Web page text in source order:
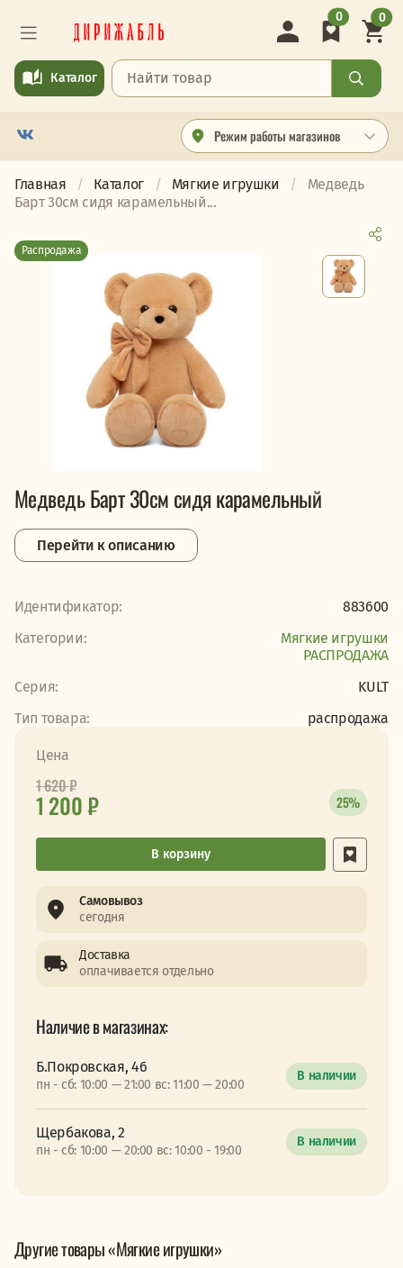
Режим работы магазинов
Каталог
0 0
Главная Каталог Мягкие игрушки
Медведь
Барт 30см сидя карамельный...
Распродажа
Медведь Барт 30см сидя карамельный
Перейти к описанию
Идентификатор:
883600
Категории:
Мягкие игрушки
PАСПРОДАЖА
Серия:
KULT
Тип товара:
распродажа
Цена
1 200 ₽
1 620₽
25%
В корзину
Самовывоз
сегодня
Доставка
оплачивается отдельно
Наличие в магазинах:
Б.Покровская, 46
пн - сб: 10:00 — 21:00 вс: 11:00 — 20:00
В наличии
Щербакова, 2
пн - сб: 10:00 — 20:00 вс: 10:00 - 19:00
В наличии
Другие товары «Мягкие игрушки»